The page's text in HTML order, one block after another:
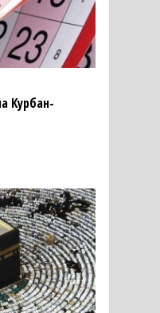
Курбан-